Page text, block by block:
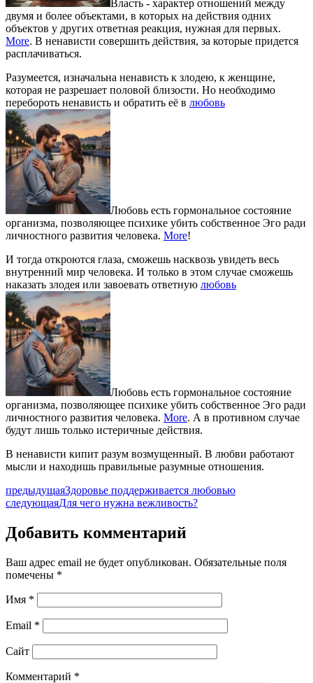
Власть - характер отношений между
двумя и более объектами, в которых на действия одних
объектов у других ответная реакция, нужная для первых.
More. В ненависти совершить действия, за которые придется
расплачиваться.
Разумеется, изначальна ненависть к злодею, к женщине,
которая не разрешает половой близости. Но необходимо
перебороть ненависть и обратить её в любовь
Любовь есть гормональное состояние
организма, позволяющее психике убить собственное Эго ради
личностного развития человека. More!
И тогда откроются глаза, сможешь насквозь увидеть весь
внутренний мир человека. И только в этом случае сможешь
наказать злодея или завоевать ответную любовь
Любовь есть гормональное состояние
организма, позволяющее психике убить собственное Эго ради
личностного развития человека. More. А в противном случае
будут лишь только истеричные действия.
В ненависти кипит разум возмущенный. В любви работают
мысли и находишь правильные разумные отношения.
предыдущаяЗдоровье поддерживается любовью
следующаяДля чего нужна вежливость?
Добавить комментарий
Ваш адрес email не будет опубликован. Обязательные поля
помечены *
Имя *
Email *
Сайт
Комментарий *